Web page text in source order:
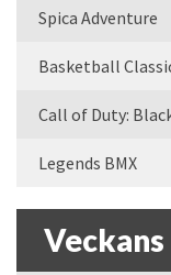
Spica Adventure
Basketball
Call of Duty:
Legends BMX